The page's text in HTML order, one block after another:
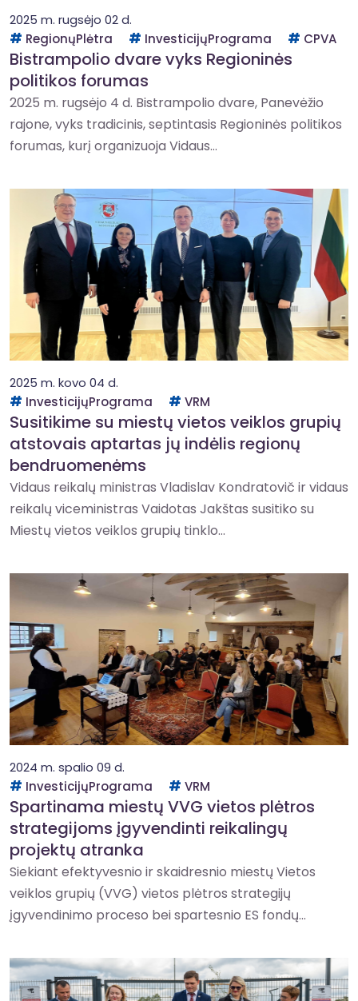
2025 m. rugsėjo 02 d.
RegionųPlėtra
InvesticijųPrograma CPVA
Bistrampolio dvare vyks Regioninės
politikos forumas
2025 m. rugsėjo 4 d. Bistrampolio dvare, Panevėžio
rajone, vyks tradicinis, septintasis Regioninės politikos
forumas, kurį organizuoja Vidaus...
2025 m. kovo 04 d.
InvesticijųPrograma
VRM
Susitikime su miestų vietos veiklos grupių
atstovais aptartas jų indėlis regionų
bendruomenėms
Vidaus reikalų ministras Vladislav Kondratovič ir vidaus
reikalų viceministras Vaidotas Jakštas susitiko su
Miestų vietos veiklos grupių tinklo...
2024 m. spalio 09 d.
InvesticijųPrograma
VRM
Spartinama miestų VVG vietos plėtros
strategijoms įgyvendinti reikalingų
projektų atranka
Siekiant efektyvesnio ir skaidresnio miestų Vietos
veiklos grupių (VVG) vietos plėtros strategijų
įgyvendinimo proceso bei spartesnio ES fondų...